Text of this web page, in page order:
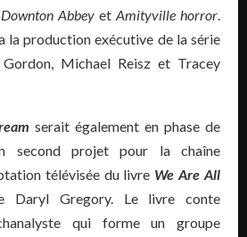
Downton Abbey et Amityville horror.
la production exécutive de la série
Michael Reisz et Tracey
serait également en phase de
second projet pour la chaîne
télévisée du livre We Are All
Gregory. Le livre conte
qui forme un groupe